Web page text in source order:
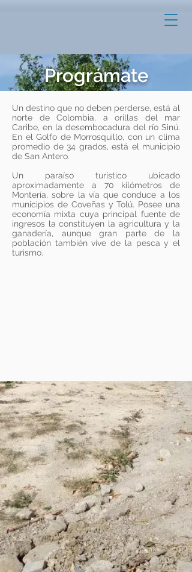
Prográmate
Un destino que no deben perderse, está al
norte de Colombia, a orillas del mar
Caribe, en la desembocadura del río Sinú.
En el Golfo de Morrosquillo, con un clima
promedio de 34 grados, está el municipio
de San Antero.
Un paraíso turístico ubicado
aproximadamente a 70 kilómetros de
Montería, sobre la vía que conduce a los
municipios de Coveñas y Tolú. Posee una
economía mixta cuya principal fuente de
ingresos la constituyen la agricultura y la
ganadería, aunque gran parte de la
población también vive de la pesca y el
turismo.